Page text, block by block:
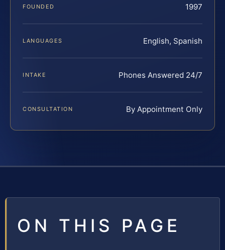
FOUNDED 1997
LANGUAGES English, Spanish
INTAKE Phones Answered 24/7
CONSULTATION By Appointment Only
ON THIS PAGE